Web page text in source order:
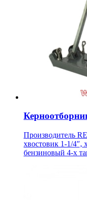
Производитель
хвостовик 1-1/4″,
бензиновый 4-х